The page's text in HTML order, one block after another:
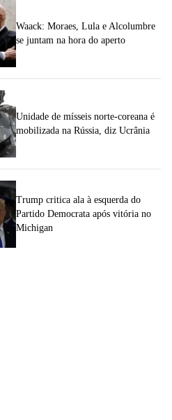
Waack: Moraes, Lula e Alcolumbre
se juntam na hora do aperto
Unidade de mísseis norte-coreana é
mobilizada na Rússia, diz Ucrânia
Trump critica ala à esquerda do
Partido Democrata após vitória no
Michigan